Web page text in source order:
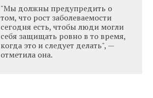
"Мы должны предупредить о
том, что рост заболеваемости
сегодня есть, чтобы люди могли
себя защищать ровно в то время,
когда это и следует делать", —
отметила она.